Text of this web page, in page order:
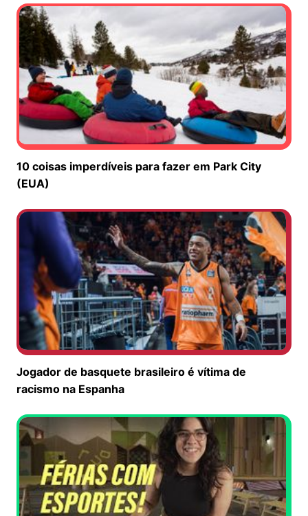
10 coisas imperdíveis para fazer em Park City
(EUA)
Jogador de basquete brasileiro é vítima de
racismo na Espanha